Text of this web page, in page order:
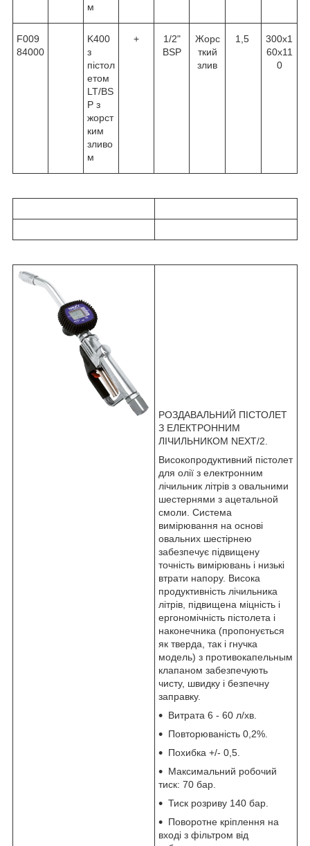
м
F009
84000
K400
з
пістол
етом
LT/BS
P з
жорст
ким
зливо
м
+
1/2"
BSP
Жорс
ткий
злив
1,5
300x1
60x11
0
РОЗДАВАЛЬНИЙ ПІСТОЛЕТ
З ЕЛЕКТРОННИМ
ЛІЧИЛЬНИКОМ NEXT/2.
Високопродуктивний пістолет
для олії з електронним
лічильник літрів з овальними
шестернями з ацетальной
смоли. Система
вимірювання на основі
овальних шестірнею
забезпечує підвищену
точність вимірювань і низькі
втрати напору. Висока
продуктивність лічильника
літрів, підвищена міцність і
ергономічність пістолета і
наконечника (пропонується
як тверда, так і гнучка
модель) з противокапельным
клапаном забезпечують
чисту, швидку і безпечну
заправку.
Витрата 6 - 60 л/хв.
Повторюваність 0,2%.
Похибка +/- 0,5.
Максимальний робочий
тиск: 70 бар.
Тиск розриву 140 бар.
Поворотне кріплення на
вході з фільтром від